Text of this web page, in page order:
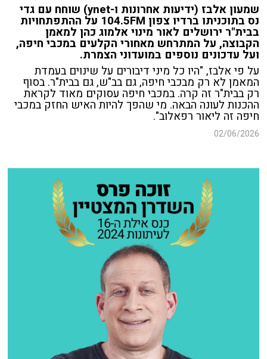
שמעון אלבז (ידיעות אחרונות ו-ynet) שוחח עם גדי
נס בתוכניתו ברדיו צפון 104.5FM על ההתפתחויות
בבית"ר ירושלים לאור מינוי אלמוג כהן למאמן
הקבוצה, על המתרחש מאחורי הקלעים במכבי חיפה,
ועל עדכונים נוספים במועדוני הצמרת.
על פי אלבז, "היו כל מיני דיבורים על שינוים בעמדת
המאמן לא רק מבכבי חיפה, גם בב"ש, גם בבית"ר. בסוף
רק בבית"ר זה קרה. במכבי חיפה עסוקים מאוד לקראת
ההכנות לעונה הבאה. מי שהפך להיות האיש החזק במכבי
חיפה זה ליאור רפאלוב".
02/06/2026